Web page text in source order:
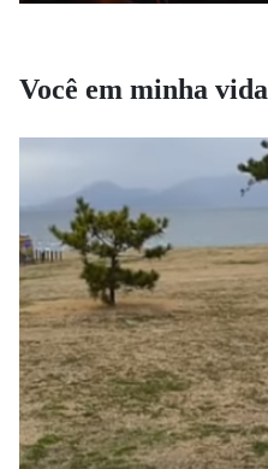
Você em minha vida